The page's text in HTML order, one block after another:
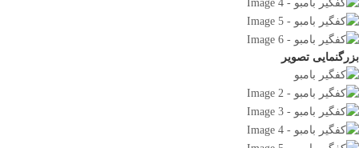
بزرگنمایی تصویر